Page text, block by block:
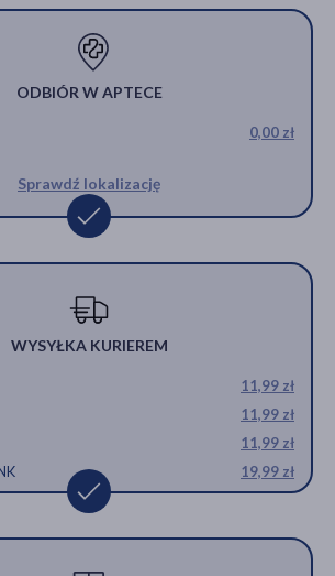
ODBIÓR W APTECE
0,00 zł
Sprawdź lokalizację
WYSYŁKA KURIEREM
11,99 zł
11,99 zł
11,99 zł
19,99 zł